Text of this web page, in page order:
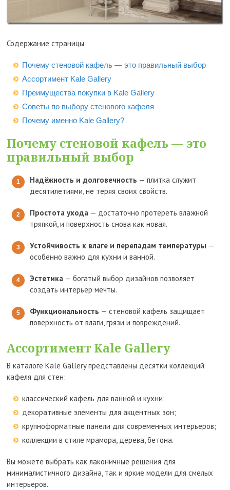
Содержание страницы
Почему стеновой кафель — это правильный выбор
Ассортимент Kale Gallery
Преимущества покупки в Kale Gallery
Советы по выбору стенового кафеля
Почему именно Kale Gallery?
Почему стеновой кафель — это
правильный выбор
Надёжность и долговечность — плитка служит
десятилетиями, не теряя своих свойств.
Простота ухода — достаточно протереть влажной
тряпкой, и поверхность снова как новая.
Устойчивость к влаге и перепадам температуры —
особенно важно для кухни и ванной.
Эстетика — богатый выбор дизайнов позволяет
создать интерьер мечты.
Функциональность — стеновой кафель защищает
поверхность от влаги, грязи и повреждений.
Ассортимент Kale Gallery
В каталоге Kale Gallery представлены десятки коллекций
кафеля для стен:
классический кафель для ванной и кухни;
декоративные элементы для акцентных зон;
крупноформатные панели для современных интерьеров;
коллекции в стиле мрамора, дерева, бетона.
Вы можете выбрать как лаконичные решения для
минималистичного дизайна, так и яркие модели для смелых
интерьеров.